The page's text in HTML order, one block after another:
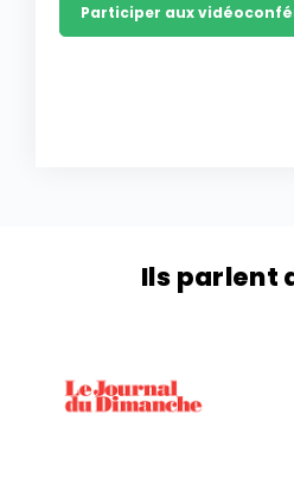
Participer aux
Ils parlent